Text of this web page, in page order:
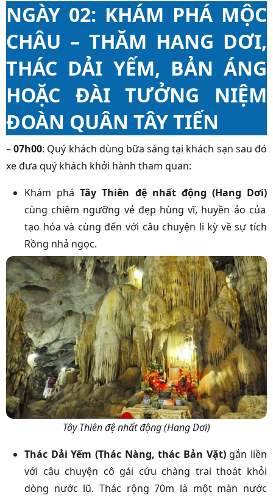
NGÀY 02: KHÁM PHÁ MỘC
CHÂU – THĂM HANG DƠI,
THÁC DẢI YẾM, BẢN ÁNG
HOẶC ĐÀI TƯỞNG NIỆM
ĐOÀN QUÂN TÂY TIẾN
–07h00: Quý khách dùng bữa sáng tại khách sạn sau đó
xe đưa quý khách khởi hành tham quan:
Khám pháTây Thiên đệ nhất động (Hang Dơi)
cùng chiêm ngưỡng vẻ đẹp hùng vĩ, huyền ảo của
tạo hóa và cùng đến với câu chuyện li kỳ về sự tích
Rồng nhả ngọc.
Tây Thiên đệ nhất động (Hang Dơi)
Thác Dải Yếm (Thác Nàng, thác Bản Vặt)gắn liền
với câu chuyện cô gái cứu chàng trai thoát khỏi
dòng nước lũ. Thác rộng 70m là một màn nước